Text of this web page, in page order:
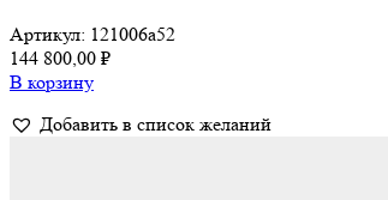
Артикул: 121006а52
144 800,00 ₽
В корзину
Добавить в список желаний